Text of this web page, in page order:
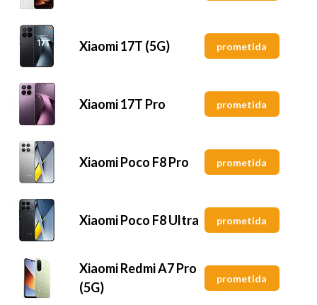
Xiaomi 17T (5G) prometida
Xiaomi 17T Pro prometida
Xiaomi Poco F8 Pro prometida
Xiaomi Poco F8 Ultra prometida
Xiaomi Redmi A7 Pro
(5G)
prometida